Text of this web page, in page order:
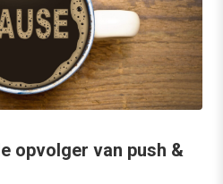
opvolger van push &